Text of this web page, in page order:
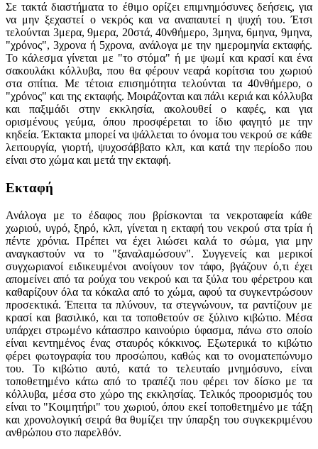
Σε τακτά διαστήματα το έθιμο ορίζει επιμνημόσυνες δεήσεις, για
να μην ξεχαστεί ο νεκρός και να αναπαυτεί η ψυχή του. Έτσι
τελούνται 3μερα, 9μερα, 20στά, 40νθήμερο, 3μηνα, 6μηνα, 9μηνα,
"χρόνος", 3χρονα ή 5χρονα, ανάλογα με την ημερομηνία εκταφής.
Το κάλεσμα γίνεται με "το στόμα" ή με ψωμί και κρασί και ένα
σακουλάκι κόλλυβα, που θα φέρουν νεαρά κορίτσια του χωριού
στα σπίτια. Με τέτοια επισημότητα τελούνται τα 40νθήμερο, ο
"χρόνος" και της εκταφής. Μοιράζονται και πάλι κεριά και κόλλυβα
και παξιμάδι στην εκκλησία, ακολουθεί ο καφές, και για
ορισμένους γεύμα, όπου προσφέρεται το ίδιο φαγητό με την
κηδεία. Έκτακτα μπορεί να ψάλλεται το όνομα του νεκρού σε κάθε
λειτουργία, γιορτή, ψυχοσάββατο κλπ, και κατά την περίοδο που
είναι στο χώμα και μετά την εκταφή.
Εκταφή
Ανάλογα με το έδαφος που βρίσκονται τα νεκροταφεία κάθε
χωριού, υγρό, ξηρό, κλπ, γίνεται η εκταφή του νεκρού στα τρία ή
πέντε χρόνια. Πρέπει να έχει λιώσει καλά το σώμα, για μην
αναγκαστούν να το "ξαναλαμώσουν". Συγγενείς και μερικοί
συγχωριανοί ειδικευμένοι ανοίγουν τον τάφο, βγάζουν ό,τι έχει
απομείνει από τα ρούχα του νεκρού και τα ξύλα του φέρετρου και
καθαρίζουν όλα τα κόκαλα από το χώμα, αφού τα συγκεντρώσουν
προσεκτικά. Έπειτα τα πλύνουν, τα στεγνώνουν, τα ραντίζουν με
κρασί και βασιλικό, και τα τοποθετούν σε ξύλινο κιβώτιο. Μέσα
υπάρχει στρωμένο κάτασπρο καινούριο ύφασμα, πάνω στο οποίο
είναι κεντημένος ένας σταυρός κόκκινος. Εξωτερικά το κιβώτιο
φέρει φωτογραφία του προσώπου, καθώς και το ονοματεπώνυμο
του. Το κιβώτιο αυτό, κατά το τελευταίο μνημόσυνο, είναι
τοποθετημένο κάτω από το τραπέζι που φέρει τον δίσκο με τα
κόλλυβα, μέσα στο χώρο της εκκλησίας. Τελικός προορισμός του
είναι το "Κοιμητήρι" του χωριού, όπου εκεί τοποθετημένο με τάξη
και χρονολογική σειρά θα θυμίζει την ύπαρξη του συγκεκριμένου
ανθρώπου στο παρελθόν.